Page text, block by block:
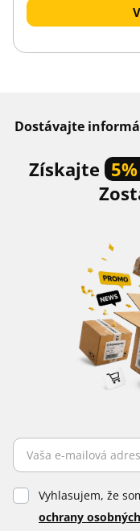
Dostávajte
Získajte
Vyhlasujem, že
ochrany